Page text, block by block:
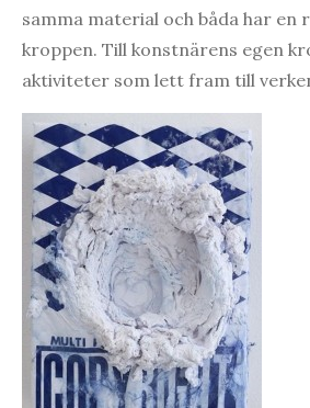
samma material och båda har en
kroppen. Till konstnärens egen
aktiviteter som lett fram till